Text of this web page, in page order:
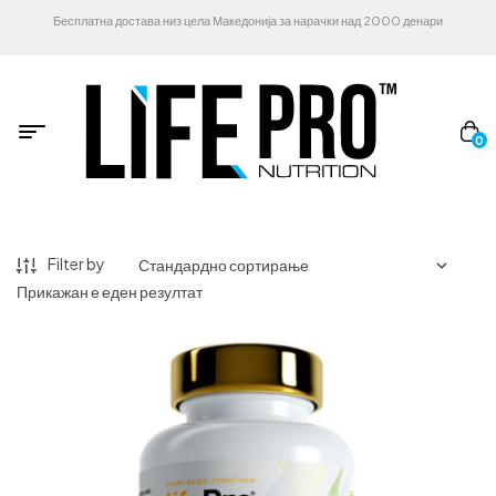
Бесплатна достава низ цела Македонија за нарачки над 2000 денари
0
Filter by
Прикажан е еден резултат